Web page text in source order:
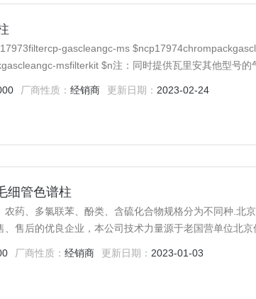
厂商性质：经销商 更新日期： 2023-02-24
细管色谱柱
药、多氯联苯、酚类、含硫化合物规格分为不同种.北
售后的优良企业，本公司技术力量源于老国营单位北京
厂商性质：经销商 更新日期： 2023-01-03